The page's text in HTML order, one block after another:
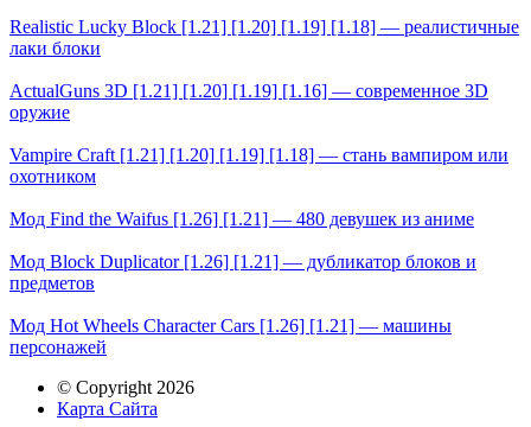
Realistic Lucky Block [1.21] [1.20] [1.19] [1.18] — реалистичные
лаки блоки
ActualGuns 3D [1.21] [1.20] [1.19] [1.16] — современное 3D
оружие
Vampire Craft [1.21] [1.20] [1.19] [1.18] — стань вампиром или
охотником
Мод Find the Waifus [1.26] [1.21] — 480 девушек из аниме
Мод Block Duplicator [1.26] [1.21] — дубликатор блоков и
предметов
Мод Hot Wheels Character Cars [1.26] [1.21] — машины
персонажей
© Copyright 2026
Карта Сайта